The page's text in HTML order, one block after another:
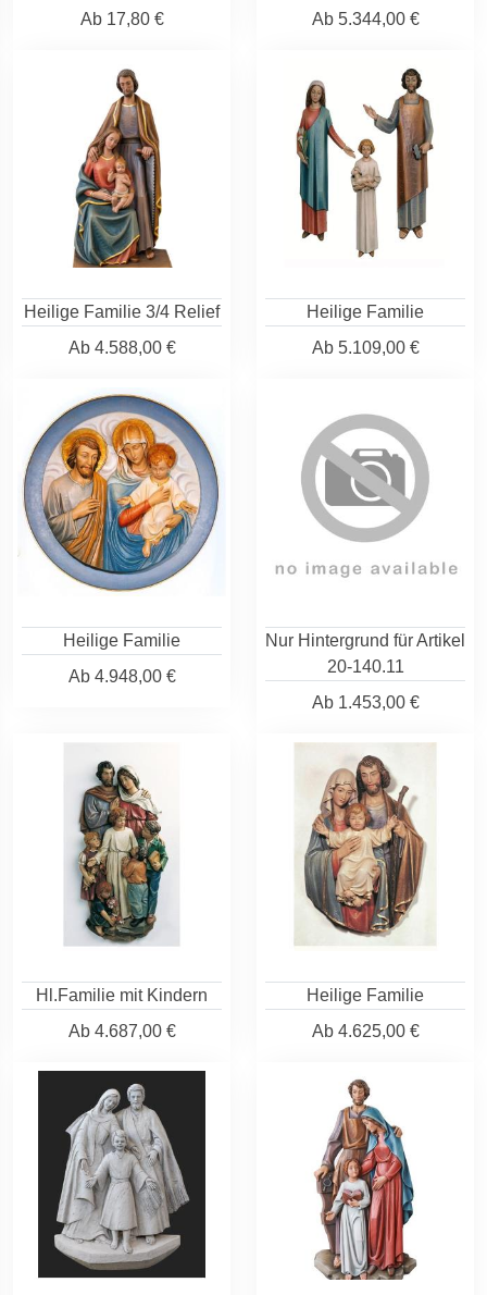
Ab17,80 € Ab5.344,00 €
Heilige Familie 3/4 Relief
Ab4.588,00 €
Heilige Familie
Ab5.109,00 €
Heilige Familie
Ab4.948,00 €
Nur Hintergrund für Artikel
20-140.11
Ab1.453,00 €
Hl.Familie mit Kindern
Ab4.687,00 €
Heilige Familie
Ab4.625,00 €